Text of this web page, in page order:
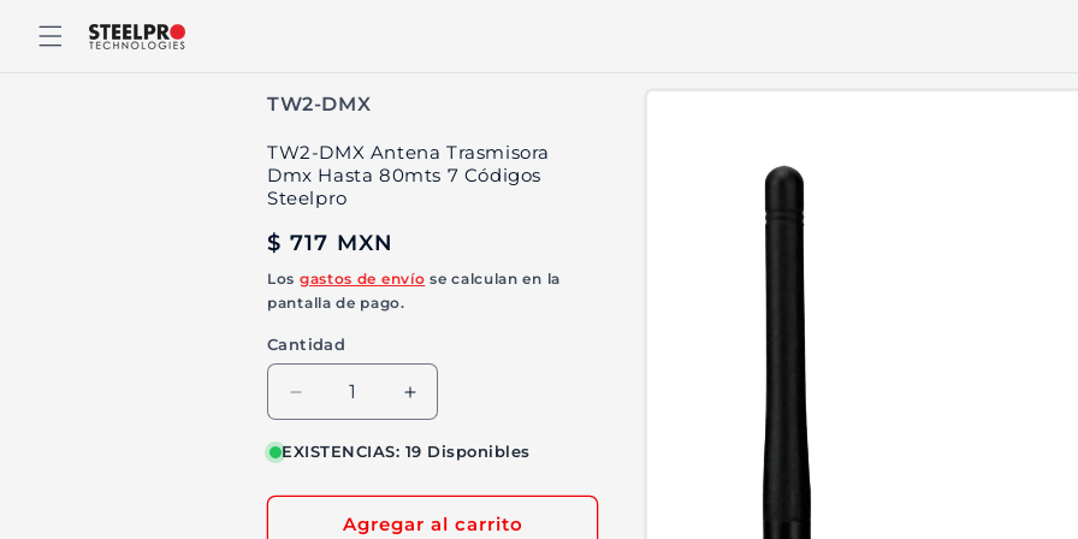
directamente
al contenido
SKU:
TW2-DMX
TW2-DMX Antena Trasmisora
Dmx Hasta 80mts 7 Códigos
Steelpro
Precio
habitual
$ 717 MXN
Los gastos de envío se calculan en la
pantalla de pago.
Cantidad
Reducir
cantidad
para
DMX
Antena
Aumentar
cantidad
para
DMX
Antena
EXISTENCIAS: 19 Disponibles
Agregar al carrito